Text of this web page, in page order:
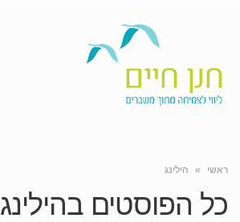
ראשי » הילינג
כל הפוסטים בהילינג